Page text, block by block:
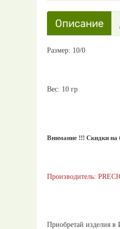
Описание
Размер: 10/0
Вес: 10 гр
Внимание !!! Скидки на
Производитель:
Приобретай изделия